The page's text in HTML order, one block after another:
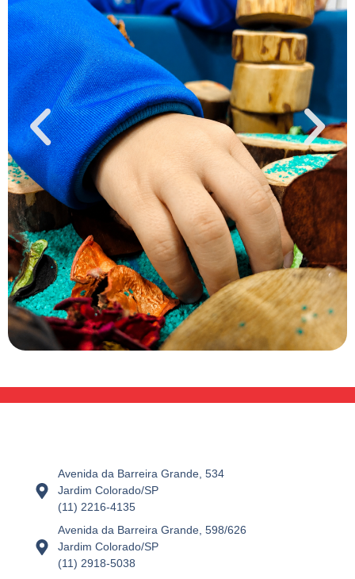
Avenida da Barreira Grande, 534
Jardim Colorado/SP
(11) 2216-4135
Avenida da Barreira Grande, 598/626
Jardim Colorado/SP
(11) 2918-5038